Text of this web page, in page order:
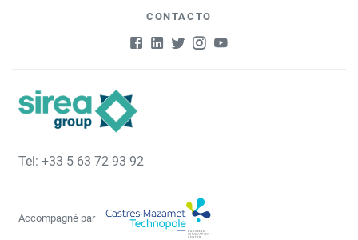
CONTACTO
Tel: +33 5 63 72 93 92
Accompagné par